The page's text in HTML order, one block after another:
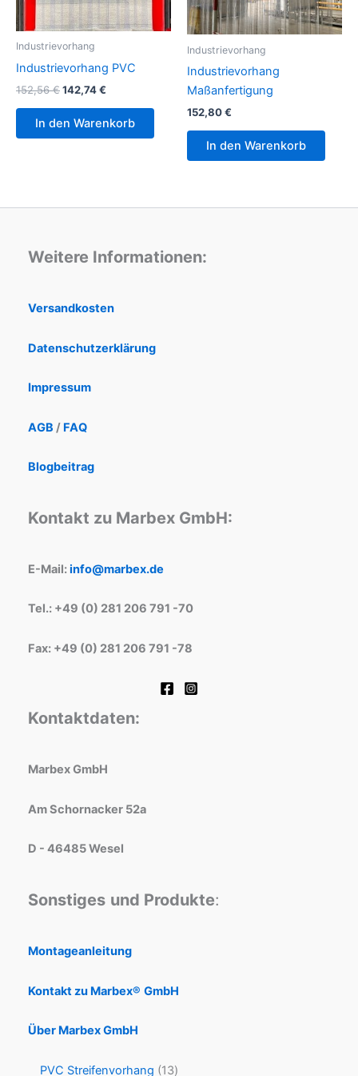
Industrievorhang
Industrievorhang PVC
152,56€142,74€
In den Warenkorb
Industrievorhang
Industrievorhang
Maßanfertigung
152,80€
In den Warenkorb
Weitere Informationen:
Versandkosten
Datenschutzerklärung
Impressum
AGB / FAQ
Blogbeitrag
Kontakt zu Marbex GmbH:
E-Mail:info@marbex.de
Tel.: +49 (0) 281 206 791 -70
Fax: +49 (0) 281 206 791 -78
Kontaktdaten:
Marbex GmbH
Am Schornacker 52a
D - 46485 Wesel
Sonstiges und Produkte:
Montageanleitung
Kontakt zu Marbex® GmbH
Über Marbex GmbH
PVC Streifenvorhang 13